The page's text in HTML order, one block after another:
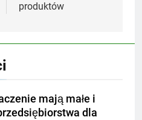
produktów
mają małe i
dla